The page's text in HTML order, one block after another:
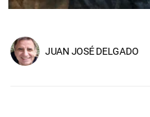
JUAN JOSÉ DELGADO